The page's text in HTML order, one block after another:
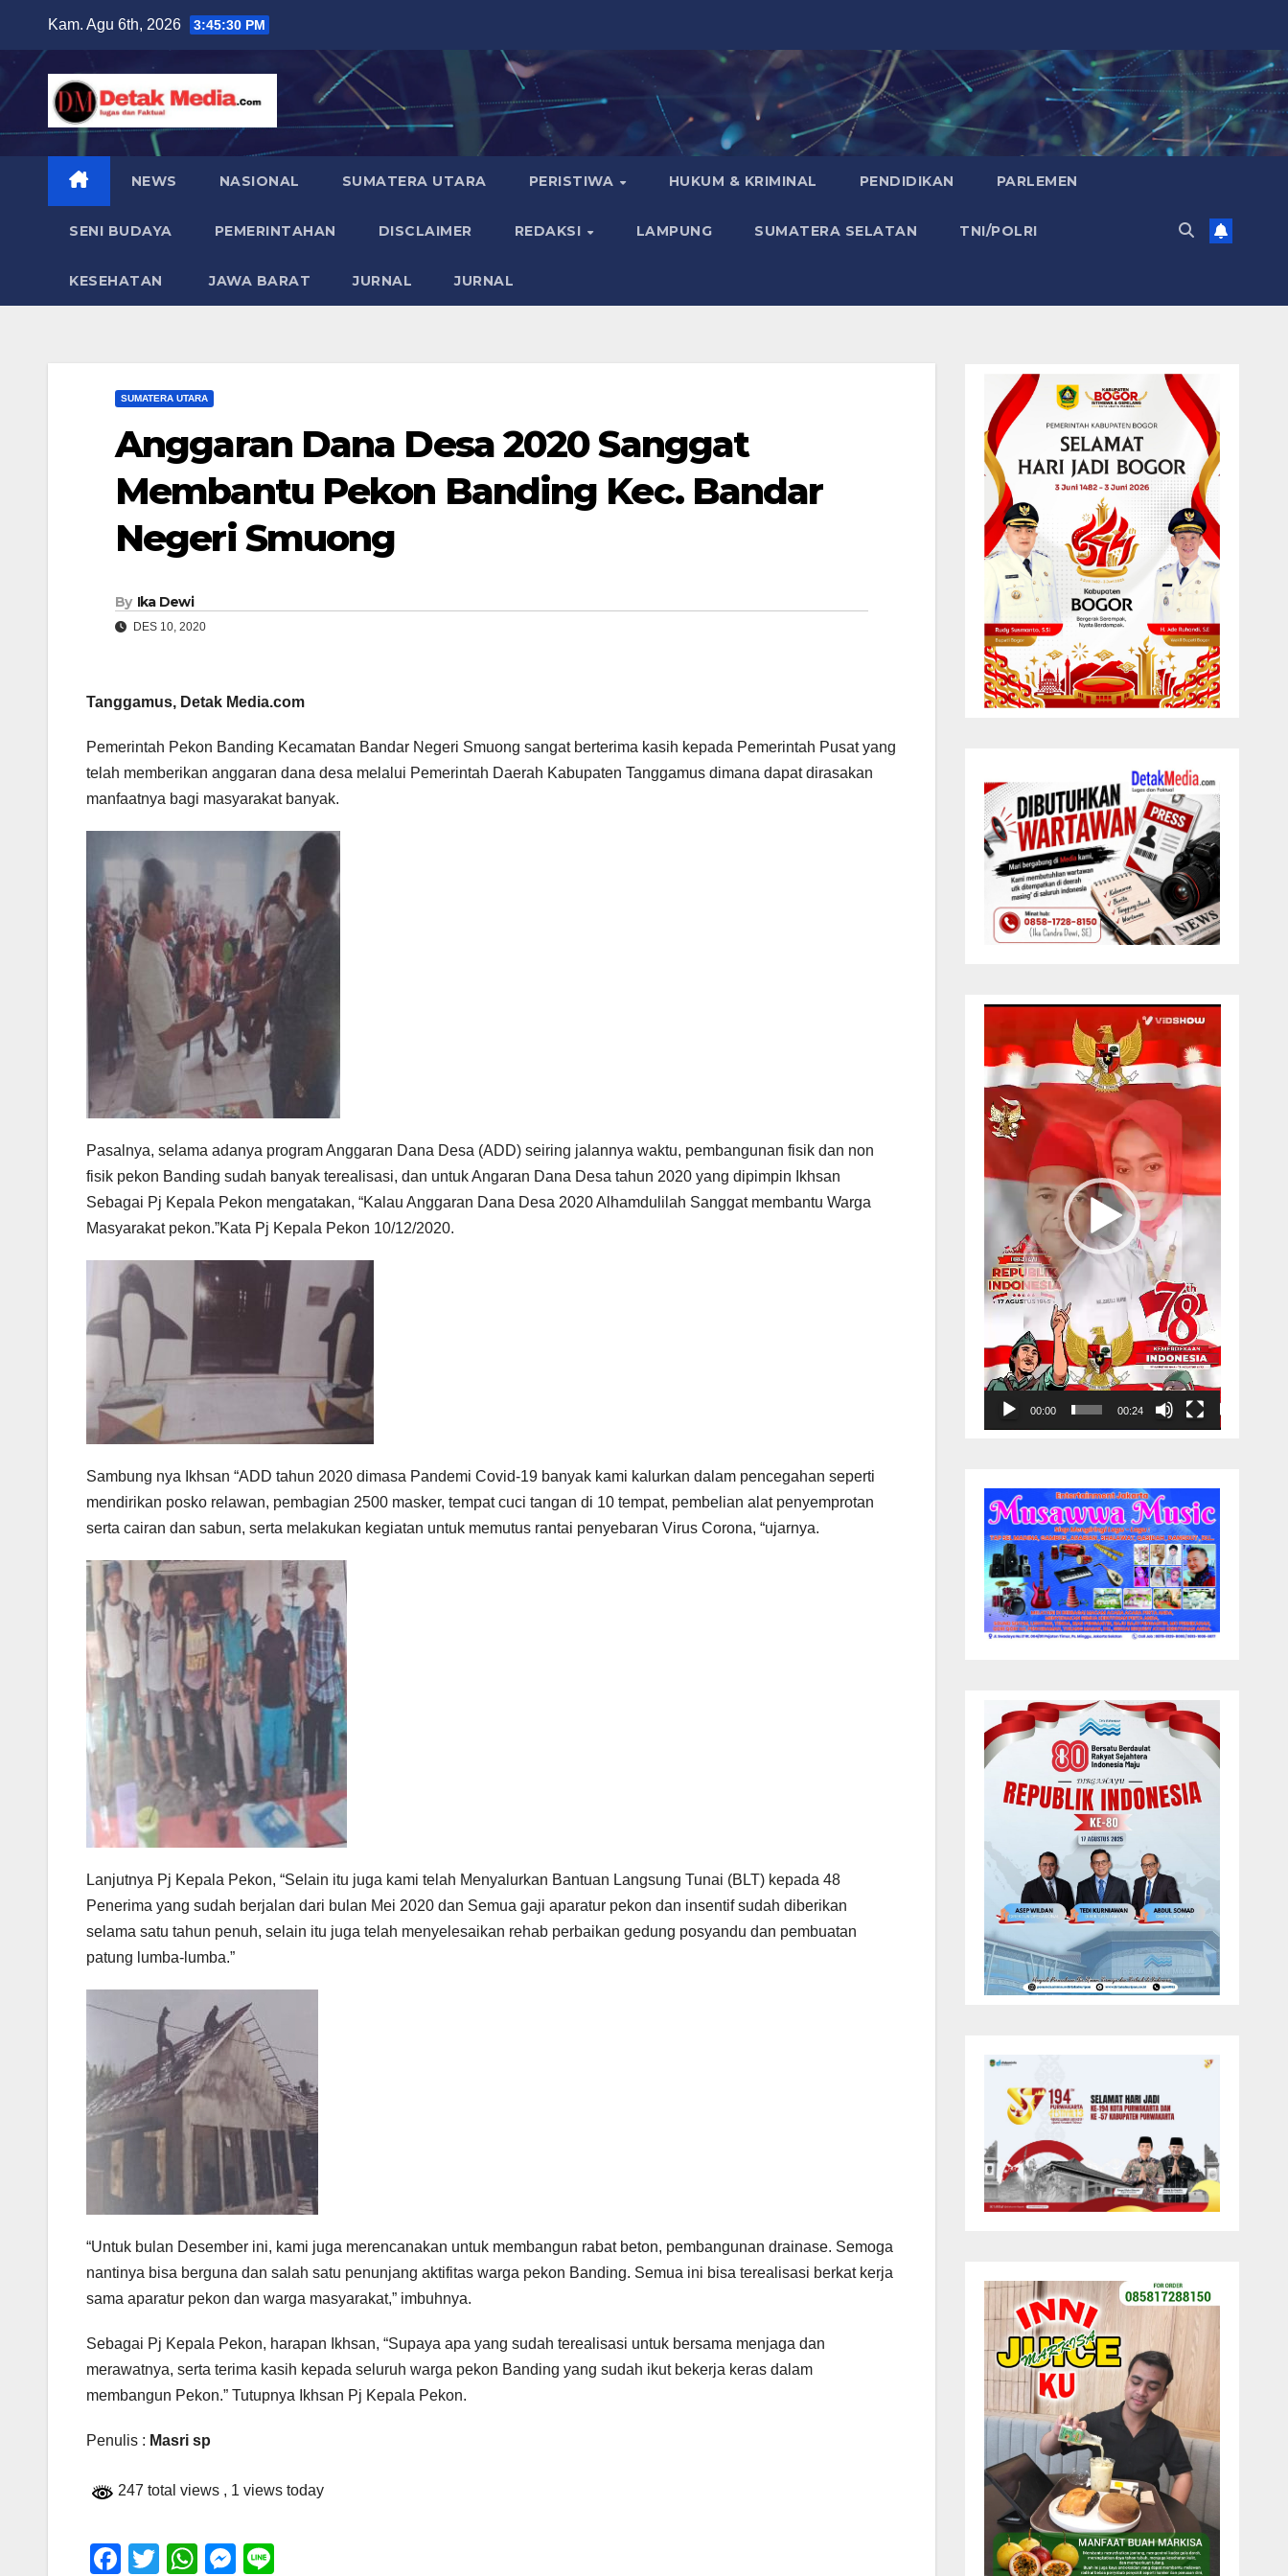
content
Kam. Agu 6th, 2026 3:45:32 PM
NEWS NASIONAL SUMATERA UTARA PERISTIWA HUKUM & KRIMINAL PENDIDIKAN PARLEMEN
SENI BUDAYA PEMERINTAHAN DISCLAIMER REDAKSI LAMPUNG SUMATERA SELATAN TNI/POLRI
KESEHATAN JAWA BARAT JURNAL JURNAL
SUMATERA UTARA
Anggaran Dana Desa 2020 Sanggat
Membantu Pekon Banding Kec. Bandar
Negeri Smuong
By Ika Dewi
DES 10, 2020
Tanggamus, Detak Media.com
Pemerintah Pekon Banding Kecamatan Bandar Negeri Smuong sangat berterima kasih kepada Pemerintah Pusat yang
telah memberikan anggaran dana desa melalui Pemerintah Daerah Kabupaten Tanggamus dimana dapat dirasakan
manfaatnya bagi masyarakat banyak.
Pasalnya, selama adanya program Anggaran Dana Desa (ADD) seiring jalannya waktu, pembangunan fisik dan non
fisik pekon Banding sudah banyak terealisasi, dan untuk Angaran Dana Desa tahun 2020 yang dipimpin Ikhsan
Sebagai Pj Kepala Pekon mengatakan, “Kalau Anggaran Dana Desa 2020 Alhamdulilah Sanggat membantu Warga
Masyarakat pekon.”Kata Pj Kepala Pekon 10/12/2020.
Sambung nya Ikhsan “ADD tahun 2020 dimasa Pandemi Covid-19 banyak kami kalurkan dalam pencegahan seperti
mendirikan posko relawan, pembagian 2500 masker, tempat cuci tangan di 10 tempat, pembelian alat penyemprotan
serta cairan dan sabun, serta melakukan kegiatan untuk memutus rantai penyebaran Virus Corona, “ujarnya.
Lanjutnya Pj Kepala Pekon, “Selain itu juga kami telah Menyalurkan Bantuan Langsung Tunai (BLT) kepada 48
Penerima yang sudah berjalan dari bulan Mei 2020 dan Semua gaji aparatur pekon dan insentif sudah diberikan
selama satu tahun penuh, selain itu juga telah menyelesaikan rehab perbaikan gedung posyandu dan pembuatan
patung lumba-lumba.”
“Untuk bulan Desember ini, kami juga merencanakan untuk membangun rabat beton, pembangunan drainase. Semoga
nantinya bisa berguna dan salah satu penunjang aktifitas warga pekon Banding. Semua ini bisa terealisasi berkat kerja
sama aparatur pekon dan warga masyarakat,” imbuhnya.
Sebagai Pj Kepala Pekon, harapan Ikhsan, “Supaya apa yang sudah terealisasi untuk bersama menjaga dan
merawatnya, serta terima kasih kepada seluruh warga pekon Banding yang sudah ikut bekerja keras dalam
membangun Pekon.” Tutupnya Ikhsan Pj Kepala Pekon.
Penulis : Masri sp
247 total views , 1 views today
F
T
W M
Video
00:00 00:24